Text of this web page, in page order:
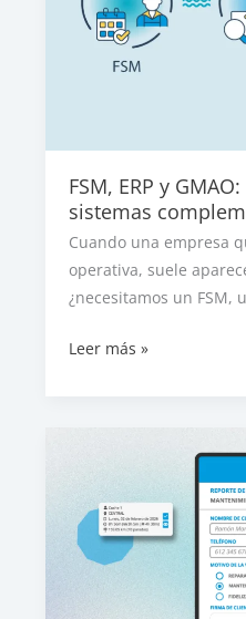
FSM, ERP y
sistemas
Cuando una empresa
operativa, suele
¿necesitamos un FSM,
FSM,
rivales,
sistemas
complementarios
Leer más »